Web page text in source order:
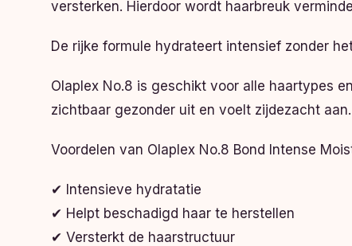
versterken. Hierdoor wordt haarbreuk
De rijke formule hydrateert intensief zonder
Olaplex No.8 is geschikt voor alle haartypes
zichtbaar gezonder uit en voelt zijdezacht aan.
Voordelen van Olaplex No.8 Bond Intense
✔ Intensieve hydratatie
✔ Helpt beschadigd haar te herstellen
✔ Versterkt de haarstructuur